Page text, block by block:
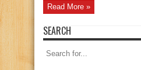
Read More »
SEARCH
Search
for: